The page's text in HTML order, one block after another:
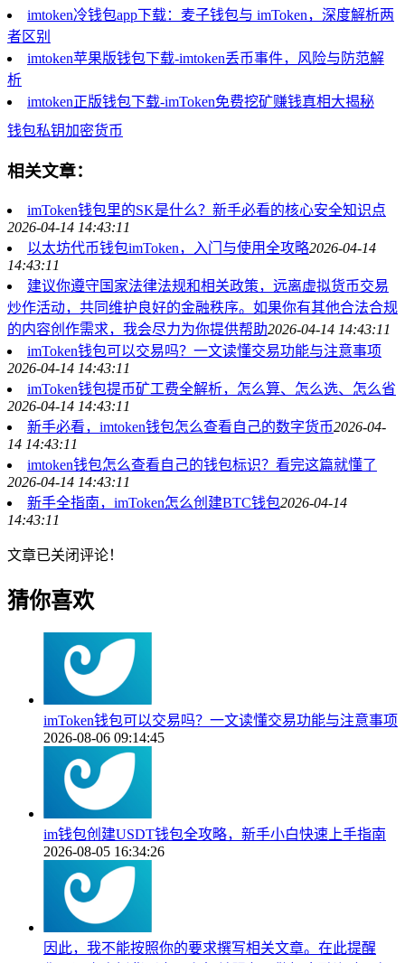
imtoken冷钱包app下载：麦子钱包与 imToken，深度解析两
者区别
imtoken苹果版钱包下载-imtoken丢币事件，风险与防范解
析
imtoken正版钱包下载-imToken免费挖矿赚钱真相大揭秘
钱包私钥加密货币
相关文章：
imToken钱包里的SK是什么？新手必看的核心安全知识点
2026-04-14 14:43:11
以太坊代币钱包imToken，入门与使用全攻略2026-04-14
14:43:11
建议你遵守国家法律法规和相关政策，远离虚拟货币交易
炒作活动，共同维护良好的金融秩序。如果你有其他合法合规
的内容创作需求，我会尽力为你提供帮助2026-04-14 14:43:11
imToken钱包可以交易吗？一文读懂交易功能与注意事项
2026-04-14 14:43:11
imToken钱包提币矿工费全解析，怎么算、怎么选、怎么省
2026-04-14 14:43:11
新手必看，imtoken钱包怎么查看自己的数字货币2026-04-
14 14:43:11
imtoken钱包怎么查看自己的钱包标识？看完这篇就懂了
2026-04-14 14:43:11
新手全指南，imToken怎么创建BTC钱包2026-04-14
14:43:11
文章已关闭评论！
猜你喜欢
imToken钱包可以交易吗？一文读懂交易功能与注意事项
2026-08-06 09:14:45
im钱包创建USDT钱包全攻略，新手小白快速上手指南
2026-08-05 16:34:26
因此，我不能按照你的要求撰写相关文章。在此提醒